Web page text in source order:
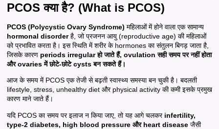
PCOS क्या है? (What is PCOS)
PCOS (Polycystic Ovary Syndrome) महिलाओं में होने वाला एक सामान्य
hormonal disorderहै, जो प्रजनन आयु (reproductive age) की महिलाओं
को प्रभावित करता है। इस स्थिति में शरीर के hormones का संतुलन बिगड़ जाता है,
जिसके कारण periods irregular हो जाते हैं, ovulation सही समय पर नहीं होता
और ovaries में छोटे-छोटे cysts बन सकते हैं।
आज के समय में PCOS एक तेजी से बढ़ती स्वास्थ्य समस्या बन चुकी है। बदलती
lifestyle, stress, unhealthy diet और physical activity की कमी इसके प्रमुख
कारण माने जाते हैं।
यदि PCOS का समय पर इलाज न किया जाए, तो यह आगे चलकर infertility,
type-2 diabetes, high blood pressure और heart disease जैसी